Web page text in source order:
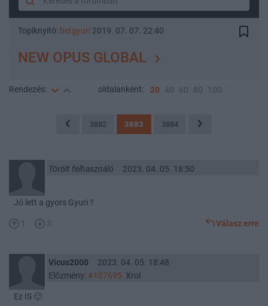
Topiknyitó: betgyuri 2019. 07. 07. 22:40
NEW OPUS GLOBAL
Rendezés: oldalanként: 20 40 60 80 100
3882 3883 3884
Törölt felhasználó 2023. 04. 05. 18:50
Jó lett a gyors Gyuri ?
1 3 Válasz erre
Vicus2000
2023. 04. 05. 18:48
Előzmény: #107695 Xrol
Ez IS 🙂